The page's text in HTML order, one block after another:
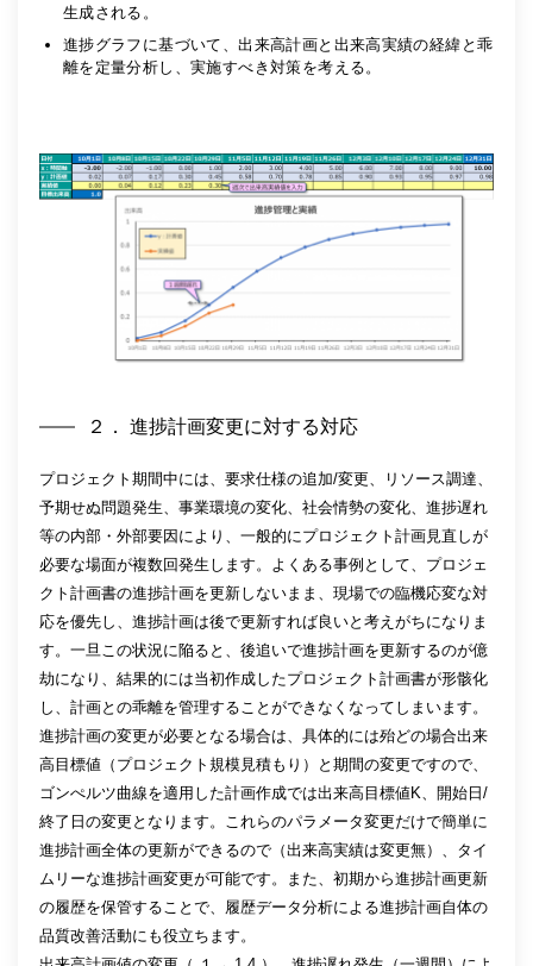
生成される。
進捗グラフに基づいて、出来高計画と出来高実績の経緯と乖
離を定量分析し、実施すべき対策を考える。
２． 進捗計画変更に対する対応
プロジェクト期間中には、要求仕様の追加/変更、リソース調達、
予期せぬ問題発生、事業環境の変化、社会情勢の変化、進捗遅れ
等の内部・外部要因により、一般的にプロジェクト計画見直しが
必要な場面が複数回発生します。よくある事例として、プロジェ
クト計画書の進捗計画を更新しないまま、現場での臨機応変な対
応を優先し、進捗計画は後で更新すれば良いと考えがちになりま
す。一旦この状況に陥ると、後追いで進捗計画を更新するのが億
劫になり、結果的には当初作成したプロジェクト計画書が形骸化
し、計画との乖離を管理することができなくなってしまいます。
進捗計画の変更が必要となる場合は、具体的には殆どの場合出来
高目標値（プロジェクト規模見積もり）と期間の変更ですので、
ゴンぺルツ曲線を適用した計画作成では出来高目標値K、開始日/
終了日の変更となります。これらのパラメータ変更だけで簡単に
進捗計画全体の更新ができるので（出来高実績は変更無）、タイ
ムリーな進捗計画変更が可能です。また、初期から進捗計画更新
の履歴を保管することで、履歴データ分析による進捗計画自体の
品質改善活動にも役立ちます。